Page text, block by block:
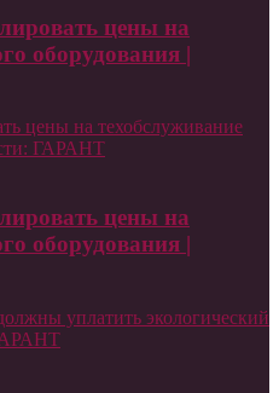
цены на
оборудования |
цены на техобслуживание
ГАРАНТ
цены на
оборудования |
уплатить экологический